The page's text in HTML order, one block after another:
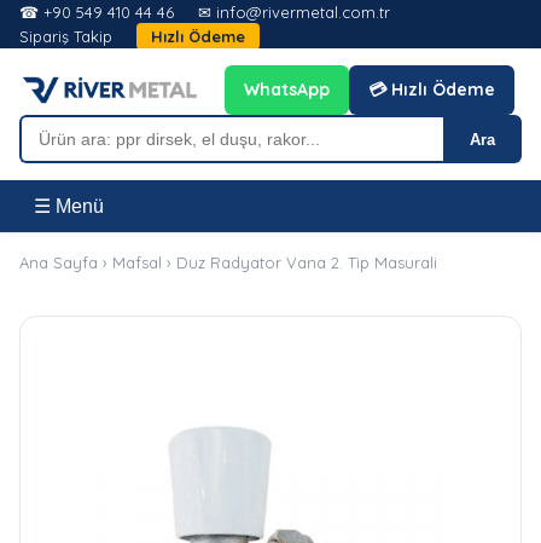
☎ +90 549 410 44 46
✉ info@rivermetal.com.tr
Sipariş Takip
Hızlı Ödeme
Ara
WhatsApp 💳 Hızlı Ödeme
☰ Menü
Ana Sayfa › Mafsal › Duz Radyator Vana 2. Tip Masurali